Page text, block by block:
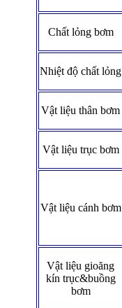
Chất lỏng bơm
Nhiệt độ chất lỏng
Vật liệu thân bơm
Vật liệu trục bơm
Vật liệu cánh bơm
Vật liệu gioăng
kín trục&buồng
bơm